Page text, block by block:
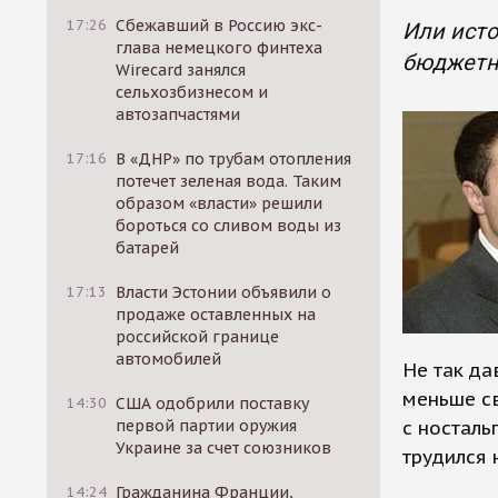
17:26 Сбежавший в Россию экс-
глава немецкого финтеха
Wirecard занялся
сельхозбизнесом и
автозапчастями
17:16 В «ДНР» по трубам отопления
потечет зеленая вода. Таким
образом «власти» решили
бороться со сливом воды из
батарей
17:13
Власти Эстонии объявили о
продаже оставленных на
российской границе
автомобилей
14:30 США одобрили поставку
первой партии оружия
Украине за счет союзников
14:24 Гражданина Франции,
Или
Не так
меньше
с
трудился